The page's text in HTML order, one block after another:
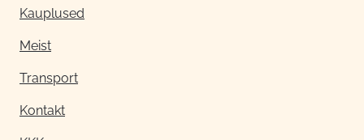
Kauplused
Meist
Transport
Kontakt